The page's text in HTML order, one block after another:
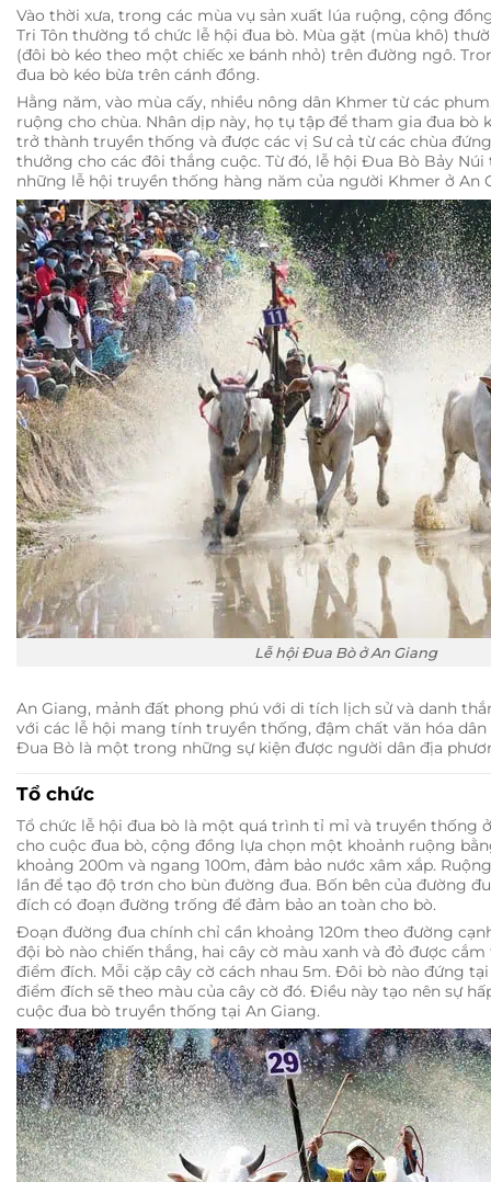
Vào thời xưa, trong các mùa vụ sản xuất lúa ruộng, cộng
Tri Tôn thường tổ chức lễ hội đua bò. Mùa gặt (mùa khô)
(đôi bò kéo theo một chiếc xe bánh nhỏ) trên đường ngô.
đua bò kéo bừa trên cánh đồng.
Hằng năm, vào mùa cấy, nhiều nông dân Khmer từ các
ruộng cho chùa. Nhân dịp này, họ tụ tập để tham gia đua bò
trở thành truyền thống và được các vị Sư cả từ các chùa
thưởng cho các đôi thắng cuộc. Từ đó, lễ hội Đua Bò Bảy
những lễ hội truyền thống hàng năm của người Khmer ở An
Lễ hội Đua Bò ở An Giang
An Giang, mảnh đất phong phú với di tích lịch sử và danh
với các lễ hội mang tính truyền thống, đậm chất văn hóa dân
Đua Bò là một trong những sự kiện được người dân địa
Tổ chức
Tổ chức lễ hội đua bò là một quá trình tỉ mỉ và truyền thống
cho cuộc đua bò, cộng đồng lựa chọn một khoảnh ruộng
khoảng 200m và ngang 100m, đảm bảo nước xâm xắp.
lần để tạo độ trơn cho bùn đường đua. Bốn bên của đường
đích có đoạn đường trống để đảm bảo an toàn cho bò.
Đoạn đường đua chính chỉ cần khoảng 120m theo đường
đội bò nào chiến thắng, hai cây cờ màu xanh và đỏ được
điểm đích. Mỗi cặp cây cờ cách nhau 5m. Đôi bò nào đứng
điểm đích sẽ theo màu của cây cờ đó. Điều này tạo nên sự
cuộc đua bò truyền thống tại An Giang.